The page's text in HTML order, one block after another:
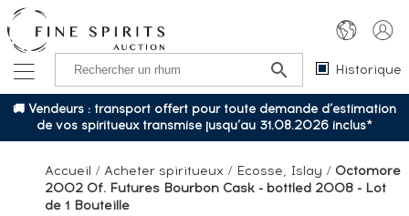
Historique
🚚 Vendeurs : transport offert pour toute demande d’estimation
de vos spiritueux transmise jusqu’au 31.08.2026 inclus*
Accueil / Acheter spiritueux / Ecosse, Islay / Octomore
2002 Of. Futures Bourbon Cask - bottled 2008 - Lot
de 1 Bouteille